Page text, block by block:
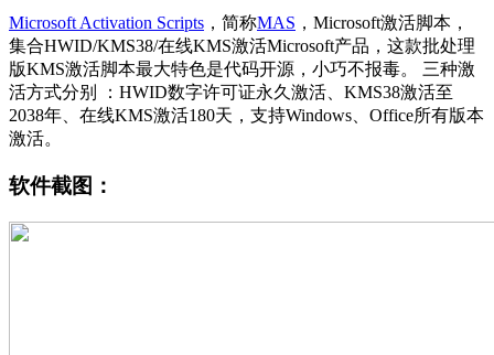
Microsoft Activation Scripts ，简称MAS ，Microsoft激活脚本，
集合HWID/KMS38/在线KMS激活Microsoft产品，这款批处理
版KMS激活脚本最大特色是代码开源，小巧不报毒。 三种激
活方式分别 ：HWID数字许可证永久激活、KMS38激活至
2038年、在线KMS激活180天，支持Windows、Office所有版本
激活。
软件截图：